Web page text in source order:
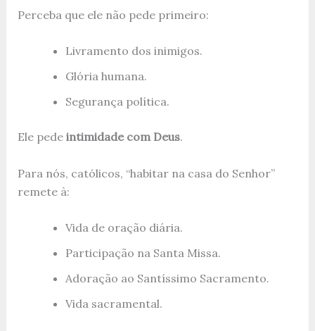
Perceba que ele não pede primeiro:
Livramento dos inimigos.
Glória humana.
Segurança política.
Ele pede intimidade com Deus.
Para nós, católicos, “habitar na casa do Senhor”
remete à:
Vida de oração diária.
Participação na Santa Missa.
Adoração ao Santíssimo Sacramento.
Vida sacramental.